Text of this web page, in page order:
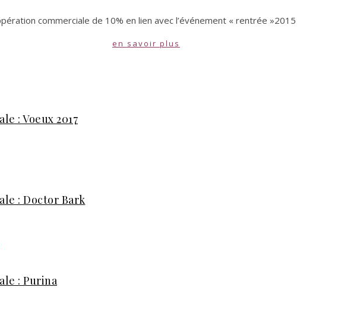
commerciale de 10% en lien avec l’événement « rentrée »2015
en savoir plus
: Voeux 2017
: Doctor Bark
: Purina